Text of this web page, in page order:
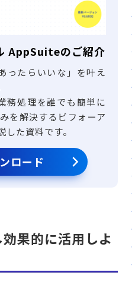
AppSuiteのご紹介
たらいいな」を叶え
務処理を誰でも簡単に
を解決するビフォーア
た資料です。
ロード
果的に活用しよ